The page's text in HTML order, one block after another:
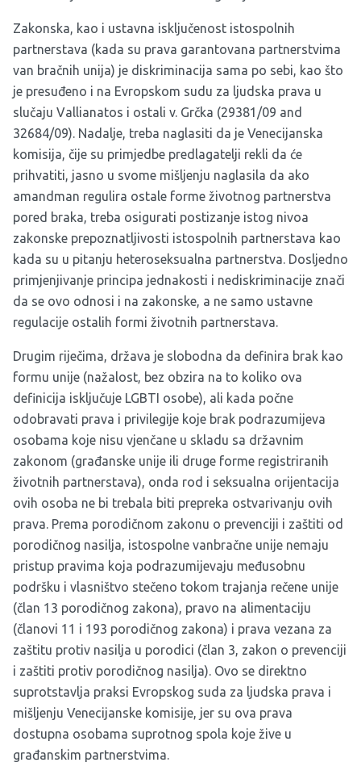
Zakonska, kao i ustavna isključenost istospolnih
partnerstava (kada su prava garantovana partnerstvima
van bračnih unija) je diskriminacija sama po sebi, kao što
je presuđeno i na Evropskom sudu za ljudska prava u
slučaju Vallianatos i ostali v. Grčka (29381/09 and
32684/09). Nadalje, treba naglasiti da je Venecijanska
komisija, čije su primjedbe predlagatelji rekli da će
prihvatiti, jasno u svome mišljenju naglasila da ako
amandman regulira ostale forme životnog partnerstva
pored braka, treba osigurati postizanje istog nivoa
zakonske prepoznatljivosti istospolnih partnerstava kao
kada su u pitanju heteroseksualna partnerstva. Dosljedno
primjenjivanje principa jednakosti i nediskriminacije znači
da se ovo odnosi i na zakonske, a ne samo ustavne
regulacije ostalih formi životnih partnerstava.
Drugim riječima, država je slobodna da definira brak kao
formu unije (nažalost, bez obzira na to koliko ova
definicija isključuje LGBTI osobe), ali kada počne
odobravati prava i privilegije koje brak podrazumijeva
osobama koje nisu vjenčane u skladu sa državnim
zakonom (građanske unije ili druge forme registriranih
životnih partnerstava), onda rod i seksualna orijentacija
ovih osoba ne bi trebala biti prepreka ostvarivanju ovih
prava. Prema porodičnom zakonu o prevenciji i zaštiti od
porodičnog nasilja, istospolne vanbračne unije nemaju
pristup pravima koja podrazumijevaju međusobnu
podršku i vlasništvo stečeno tokom trajanja rečene unije
(član 13 porodičnog zakona), pravo na alimentaciju
(članovi 11 i 193 porodičnog zakona) i prava vezana za
zaštitu protiv nasilja u porodici (član 3, zakon o prevenciji
i zaštiti protiv porodičnog nasilja). Ovo se direktno
suprotstavlja praksi Evropskog suda za ljudska prava i
mišljenju Venecijanske komisije, jer su ova prava
dostupna osobama suprotnog spola koje žive u
građanskim partnerstvima.